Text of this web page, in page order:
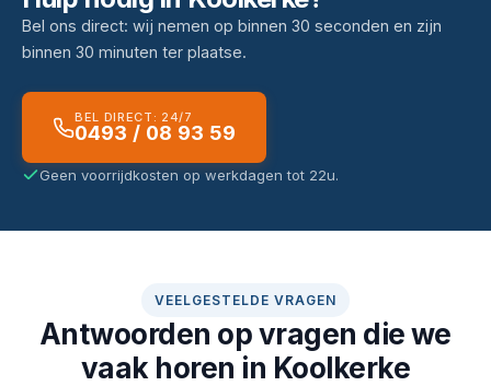
Bel ons direct: wij nemen op binnen 30 seconden en zijn
binnen 30 minuten ter plaatse.
BEL DIRECT: 24/7
0493 / 08 93 59
Geen voorrijdkosten op werkdagen tot 22u.
VEELGESTELDE VRAGEN
Antwoorden op vragen die we
vaak horen in Koolkerke